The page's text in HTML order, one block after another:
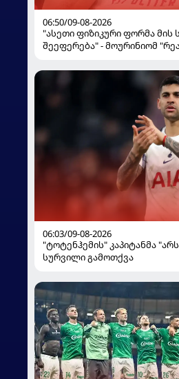
06:50/09-08-2026
"ასეთი ფიზიკური ფორმა მის
შეეფერება" - მოურინიომ
06:03/09-08-2026
"ტოტენჰემის" კაპიტანმა
სურვილი გამოთქვა